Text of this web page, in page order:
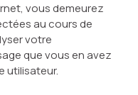
vous demeurez
au cours de
votre
que vous en avez
utilisateur.